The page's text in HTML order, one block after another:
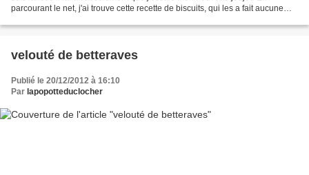
parcourant le net, j'ai trouve cette recette de biscuits, qui les a fait aucune
velouté de betteraves
Publié le 20/12/2012 à 16:10
Par lapopotteduclocher